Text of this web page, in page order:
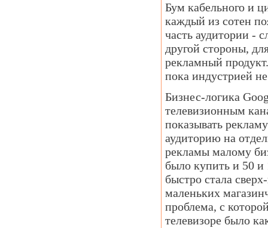
Бум кабельного и
каждый из сотен
часть аудитории -
другой стороны,
рекламный
пока индустрией
Бизнес-логика
телевизионным
показывать
аудиторию на
рекламы малому
было купить и 50 и
быстро стала
маленьких
проблема, с
телевизоре было